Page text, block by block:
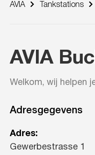
AVIA Tankstations
AVIA
Welkom, wij helpen
Adresgegevens
Adres:
Gewerbestrasse 1